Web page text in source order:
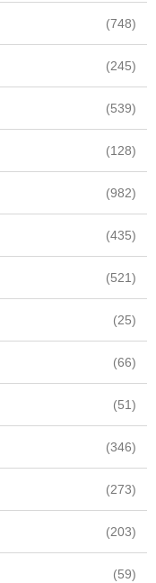
(748)
(245)
(539)
(128)
(982)
(435)
(521)
(25)
(66)
(51)
(346)
(273)
(203)
(59)